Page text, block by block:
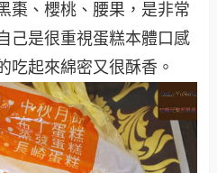
棗、櫻桃、腰果，是非常
己是很重視蛋糕本體口感
吃起來綿密又很酥香。